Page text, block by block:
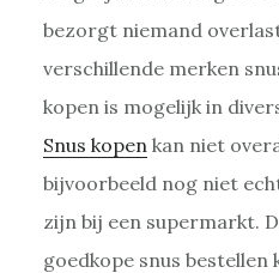
bezorgt niemand
verschillende merken
kopen is mogelijk in
Snus kopen kan niet
bijvoorbeeld nog niet
zijn bij een supermarkt.
goedkope snus bestellen